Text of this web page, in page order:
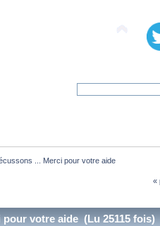
... Merci pour votre aide
«
votre aide (Lu 25115 fois)